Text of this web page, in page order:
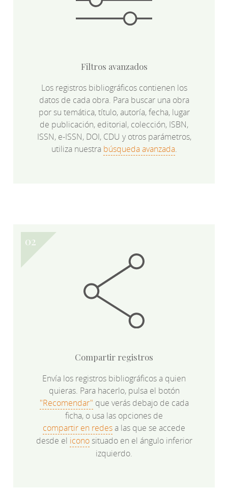
Filtros avanzados
Los registros bibliográficos contienen los
datos de cada obra. Para buscar una obra
por su temática, título, autoría, fecha, lugar
de publicación, editorial, colección, ISBN,
ISSN, e-ISSN, DOI, CDU y otros parámetros,
utiliza nuestra búsqueda avanzada.
Compartir registros
Envía los registros bibliográficos a quien
quieras. Para hacerlo, pulsa el botón
"Recomendar" que verás debajo de cada
ficha, o usa las opciones de
compartir en redesa las que se accede
desde el iconosituado en el ángulo inferior
izquierdo.